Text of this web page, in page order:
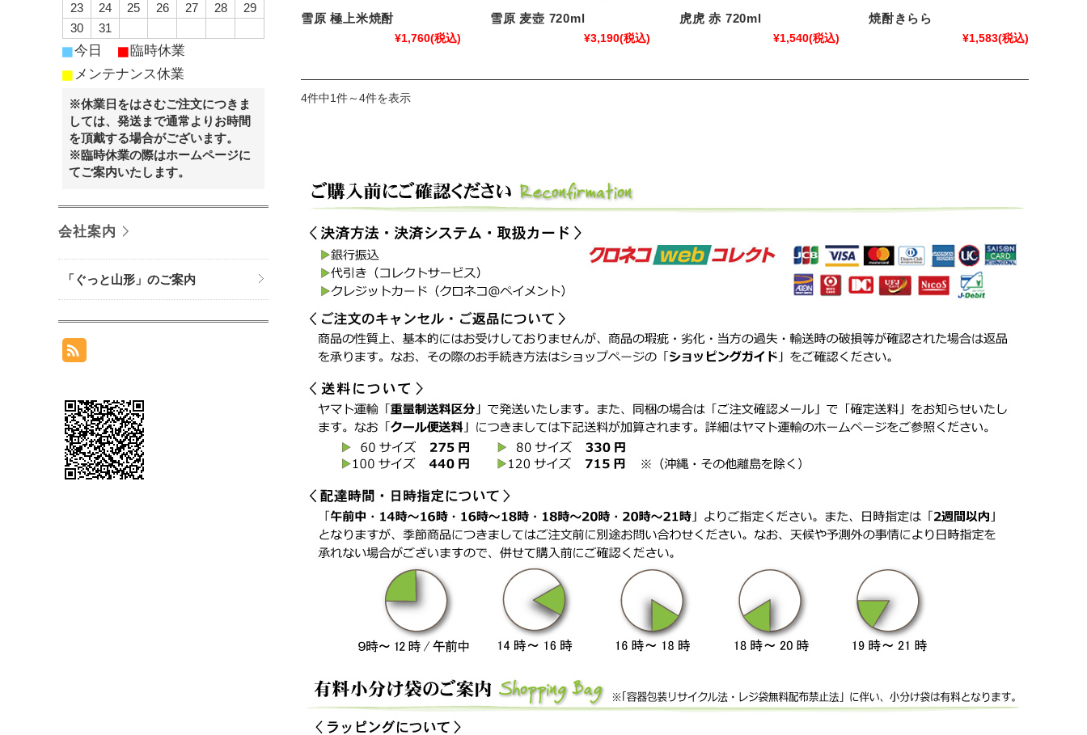
雪原 極上米焼酎
¥1,760(税込)
雪原 麦壺 720ml
¥3,190(税込)
虎虎 赤 720ml
¥1,540(税込)
焼酎きらら
¥1,583(税込)
4件中1件～4件を表示
23
24 25 26 27 28
29
30
31
■今日 ■臨時休業
■ メンテナンス休業
※休業日をはさむご注文につきま
しては、発送まで通常よりお時間
を頂戴する場合がございます。
※臨時休業の際はホームページに
てご案内いたします。
会社案内
「ぐっと山形」のご案内